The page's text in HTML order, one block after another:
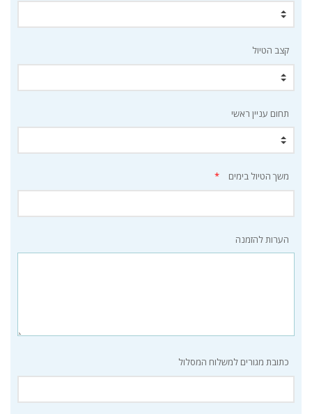
קצב הטיול
תחום עניין ראשי
משך הטיול בימים *
הערות להזמנה
כתובת מגורים למשלוח המסלול